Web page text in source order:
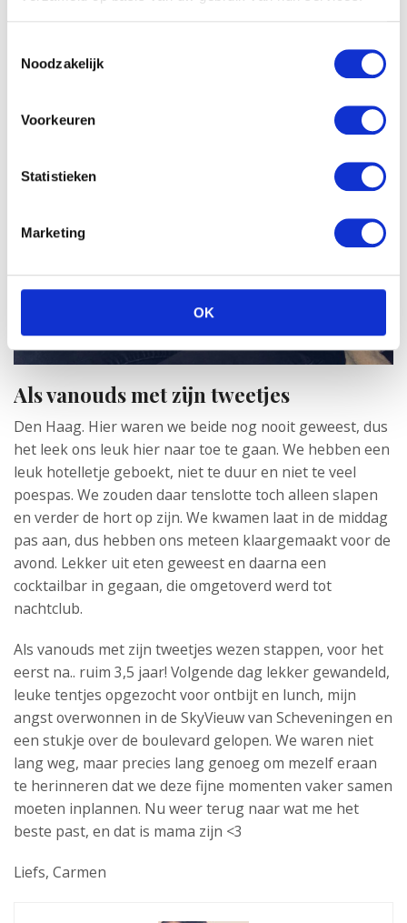
Noodzakelijk
Voorkeuren
Statistieken
Marketing
OK
Als vanouds met zijn tweetjes
Den Haag. Hier waren we beide nog nooit geweest, dus
het leek ons leuk hier naar toe te gaan. We hebben een
leuk hotelletje geboekt, niet te duur en niet te veel
poespas. We zouden daar tenslotte toch alleen slapen
en verder de hort op zijn. We kwamen laat in de middag
pas aan, dus hebben ons meteen klaargemaakt voor de
avond. Lekker uit eten geweest en daarna een
cocktailbar in gegaan, die omgetoverd werd tot
nachtclub.
Als vanouds met zijn tweetjes wezen stappen, voor het
eerst na.. ruim 3,5 jaar! Volgende dag lekker gewandeld,
leuke tentjes opgezocht voor ontbijt en lunch, mijn
angst overwonnen in de SkyVieuw van Scheveningen en
een stukje over de boulevard gelopen. We waren niet
lang weg, maar precies lang genoeg om mezelf eraan
te herinneren dat we deze fijne momenten vaker samen
moeten inplannen. Nu weer terug naar wat me het
beste past, en dat is mama zijn <3
Liefs, Carmen